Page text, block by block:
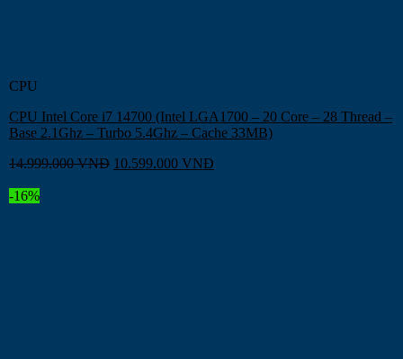
CPU
CPU Intel Core i7 14700 (Intel LGA1700 – 20 Core – 28 Thread –
Base 2.1Ghz – Turbo 5.4Ghz – Cache 33MB)
14.999.000VNĐ 10.599.000 VNĐ
-16%